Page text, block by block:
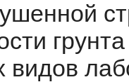
видов